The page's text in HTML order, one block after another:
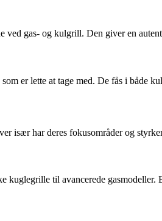
gas- og kulgrill. Den giver en
er lette at tage med. De fås i både
især har deres fokusområder og
kuglegrille til avancerede